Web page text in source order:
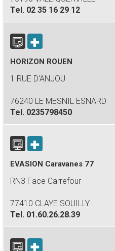
Tel. 02 35 16 29 12
HORIZON ROUEN
1 RUE D'ANJOU
76240 LE MESNIL ESNARD
Tel. 0235798450
EVASION Caravanes 77
RN3 Face Carrefour
77410 CLAYE SOUILLY
Tel. 01.60.26.28.39